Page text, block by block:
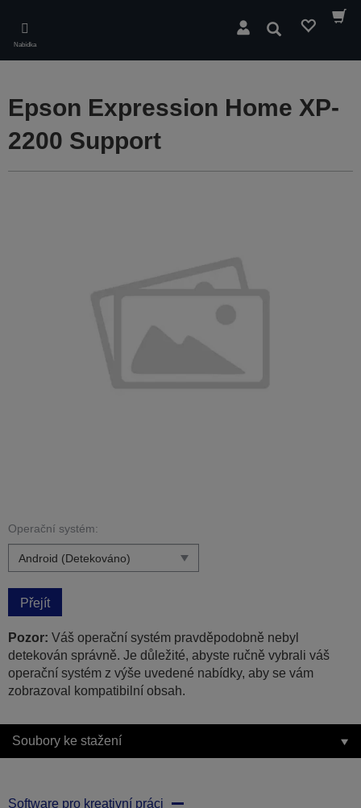
main
content
Nabídka
Hledat
Epson Expression Home XP-
2200 Support
Operační systém:
Přejít
Pozor: Váš operační systém pravděpodobně nebyl
detekován správně. Je důležité, abyste ručně vybrali váš
operační systém z výše uvedené nabídky, aby se vám
zobrazoval kompatibilní obsah.
Soubory ke stažení
Software pro kreativní práci